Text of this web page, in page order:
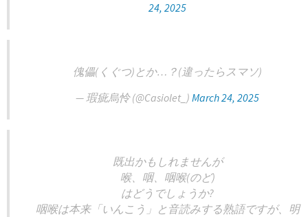
24, 2025
傀儡(くぐつ)とか…？(違ったらスマソ)
— 瑕疵烏怜 (@Casiolet_) March 24, 2025
既出かもしれませんが
喉、咽、咽喉(のど)
はどうでしょうか?
咽喉は本来「いんこう」と音読みする熟語ですが、明